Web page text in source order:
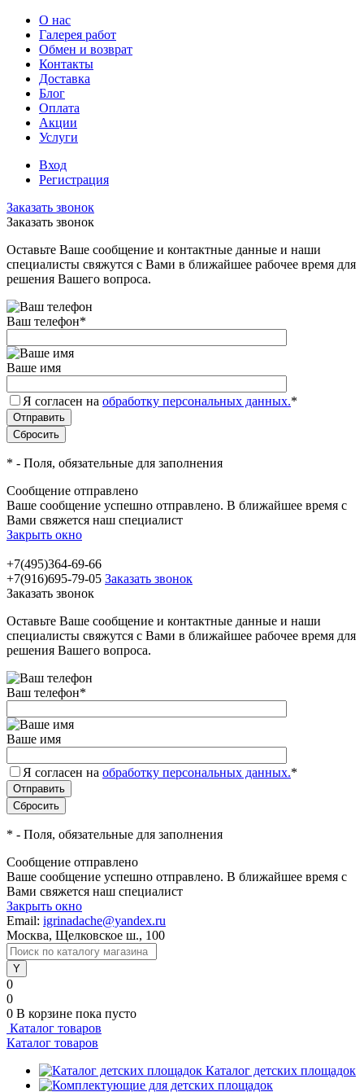
О нас
Галерея работ
Обмен и возврат
Контакты
Доставка
Блог
Оплата
Акции
Услуги
Вход
Регистрация
Заказать звонок
Заказать звонок
Оставьте Ваше сообщение и контактные данные и наши
специалисты свяжутся с Вами в ближайшее рабочее время для
решения Вашего вопроса.
Ваш телефон*
Ваше имя
Я согласен на обработку персональных данных.*
* - Поля, обязательные для заполнения
Сообщение отправлено
Ваше сообщение успешно отправлено. В ближайшее время с
Вами свяжется наш специалист
Закрыть окно
+7(495)364-69-66
+7(916)695-79-05 Заказать звонок
Заказать звонок
Оставьте Ваше сообщение и контактные данные и наши
специалисты свяжутся с Вами в ближайшее рабочее время для
решения Вашего вопроса.
Ваш телефон*
Ваше имя
Я согласен на обработку персональных данных.*
* - Поля, обязательные для заполнения
Сообщение отправлено
Ваше сообщение успешно отправлено. В ближайшее время с
Вами свяжется наш специалист
Закрыть окно
Email: igrinadache@yandex.ru
Москва, Щелковское ш., 100
0
0
0 В корзине пока пусто
Каталог товаров
Каталог товаров
Каталог детских площадок